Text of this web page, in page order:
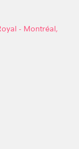
- Montréal,